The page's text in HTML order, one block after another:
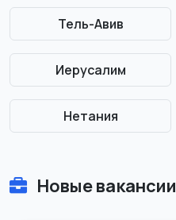
Тель-Авив
Иерусалим
Нетания
Новые вакансии